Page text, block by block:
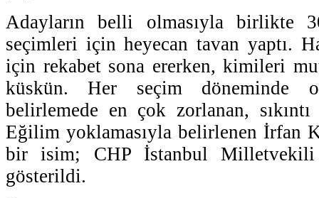
Adayların belli olmasıyla birlikte
seçimleri için heyecan tavan yaptı.
için rekabet sona ererken, kimileri
küskün. Her seçim döneminde
belirlemede en çok zorlanan,
Eğilim yoklamasıyla belirlenen İrfan
bir isim; CHP İstanbul Milletvekili
gösterildi.